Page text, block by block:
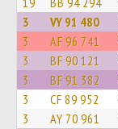
3 VY 91 480
3 AF 96 741
3 BF 90 121
3 BF 91 382
3 CF 89 952
3 AY 70 961